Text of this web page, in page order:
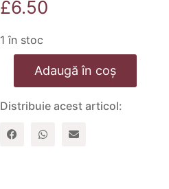
£6.50
1 în stoc
Cantitate
metalic
oval
cu
Adaugă în coș
Distribuie acest articol: